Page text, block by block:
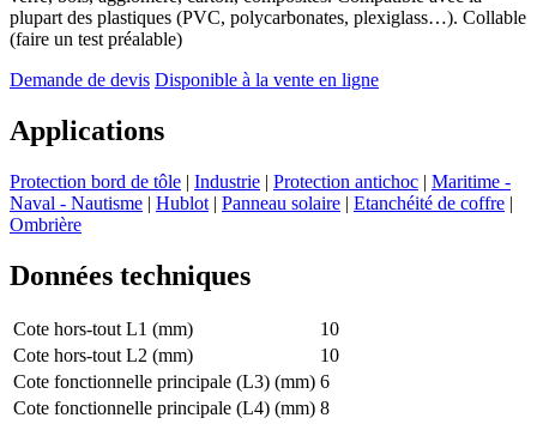
plupart des plastiques (PVC, polycarbonates, plexiglass…). Collable
(faire un test préalable)
Demande de devis Disponible à la vente en ligne
Applications
Protection bord de tôle | Industrie | Protection antichoc | Maritime -
Naval - Nautisme | Hublot | Panneau solaire | Etanchéité de coffre |
Ombrière
Données techniques
Cote hors-tout L1 (mm)
10
Cote hors-tout L2 (mm)
10
Cote fonctionnelle principale (L3) (mm) 6
Cote fonctionnelle principale (L4) (mm) 8